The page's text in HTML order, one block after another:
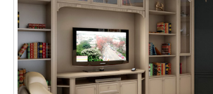
Выполненные работы
Наши поставщики
Производство